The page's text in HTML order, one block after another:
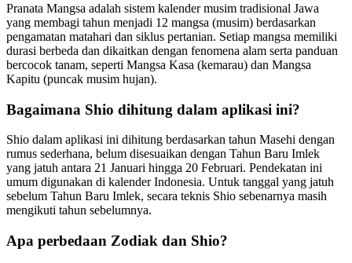
Pranata Mangsa adalah sistem kalender musim tradisional Jawa
yang membagi tahun menjadi 12 mangsa (musim) berdasarkan
pengamatan matahari dan siklus pertanian. Setiap mangsa memiliki
durasi berbeda dan dikaitkan dengan fenomena alam serta panduan
bercocok tanam, seperti Mangsa Kasa (kemarau) dan Mangsa
Kapitu (puncak musim hujan).
Bagaimana Shio dihitung dalam aplikasi ini?
Shio dalam aplikasi ini dihitung berdasarkan tahun Masehi dengan
rumus sederhana, belum disesuaikan dengan Tahun Baru Imlek
yang jatuh antara 21 Januari hingga 20 Februari. Pendekatan ini
umum digunakan di kalender Indonesia. Untuk tanggal yang jatuh
sebelum Tahun Baru Imlek, secara teknis Shio sebenarnya masih
mengikuti tahun sebelumnya.
Apa perbedaan Zodiak dan Shio?